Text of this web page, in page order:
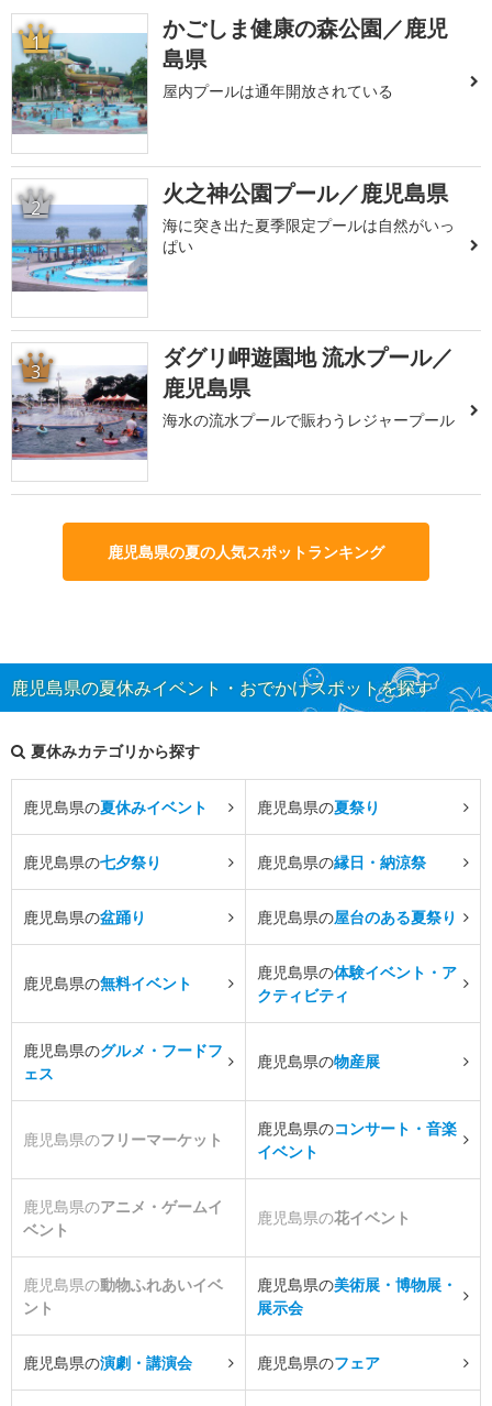
1
かごしま健康の森公園／鹿児
島県
屋内プールは通年開放されている
2 火之神公園プール／鹿児島県
海に突き出た夏季限定プールは自然がいっ
ぱい
3
ダグリ岬遊園地 流水プール／
鹿児島県
海水の流水プールで賑わうレジャープール
鹿児島県の夏の人気スポットランキング
鹿児島県の夏休みイベント・おでかけスポットを探す
夏休みカテゴリから探す
鹿児島県の夏休みイベント 鹿児島県の夏祭り
鹿児島県の七夕祭り 鹿児島県の縁日・納涼祭
鹿児島県の盆踊り 鹿児島県の屋台のある夏祭り
鹿児島県の無料イベント
鹿児島県の体験イベント・ア
クティビティ
鹿児島県のグルメ・フードフ
ェス
鹿児島県の物産展
鹿児島県のフリーマーケット
鹿児島県のコンサート・音楽
イベント
鹿児島県のアニメ・ゲームイ
ベント
鹿児島県の花イベント
鹿児島県の動物ふれあいイベ
ント
鹿児島県の美術展・博物展・
展示会
鹿児島県の演劇・講演会 鹿児島県のフェア